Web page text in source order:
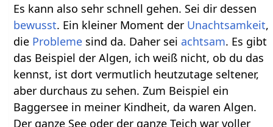
Es kann also sehr schnell gehen. Sei dir dessen
bewusst. Ein kleiner Moment der Unachtsamkeit,
die Probleme sind da. Daher sei achtsam. Es gibt
das Beispiel der Algen, ich weiß nicht, ob du das
kennst, ist dort vermutlich heutzutage seltener,
aber durchaus zu sehen. Zum Beispiel ein
Baggersee in meiner Kindheit, da waren Algen.
Der ganze See oder der ganze Teich war voller